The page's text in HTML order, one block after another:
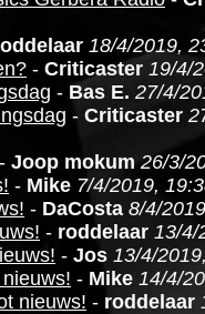
18/4/2019,
- Criticaster 19/4/
- Bas E. 27/4/
- Criticaster
- Joop mokum 26/3/
- Mike 7/4/2019,
- DaCosta 8/4/
- roddelaar 13/4/
- Jos 13/4/
- Mike 14/4/
nieuws! - roddelaar